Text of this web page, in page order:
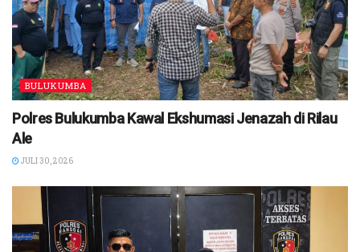
BULUKUMBA
Polres Bulukumba Kawal Ekshumasi Jenazah di Rilau
Ale
JULI 30, 2026